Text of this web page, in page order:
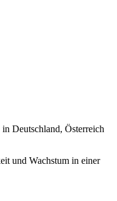
Deutschland, Österreich
und Wachstum in einer